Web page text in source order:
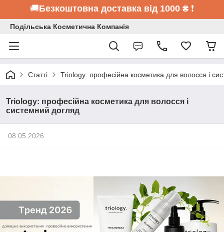
🚚Безкоштовна доставка від 1000 ₴ ❗
Подільська Косметична Компанія
Статті Triology: професійна косметика для волосся і
Triology: професійна косметика для волосся і
системний догляд
08.05.2026